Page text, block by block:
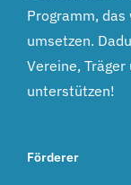
Programm, das
umsetzen.
Vereine,
unterstützen!
Förderer